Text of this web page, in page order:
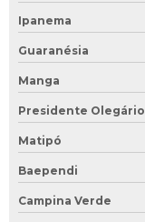
Ipanema
Guaranésia
Manga
Presidente Olegário
Matipó
Baependi
Campina Verde